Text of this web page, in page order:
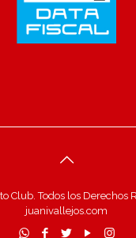
Club. Todos los Derechos
juanivallejos.com